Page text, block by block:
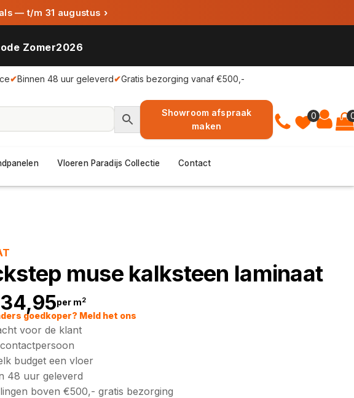
— t/m 31 augustus ›
Zomer2026
✔Binnen 48 uur geleverd✔Gratis bezorging vanaf €500,-
0
Showroom afspraak
maken
Vloeren Paradijs Collectie Contact
muse kalksteen laminaat
34,95per m2
goedkoper? Meld het ons
voor de klant
budget een vloer
48 uur geleverd
boven €500,- gratis bezorging